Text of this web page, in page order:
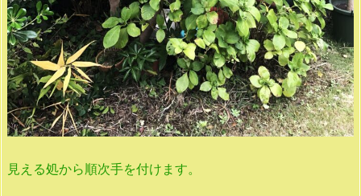
見える処から順次手を付けます。